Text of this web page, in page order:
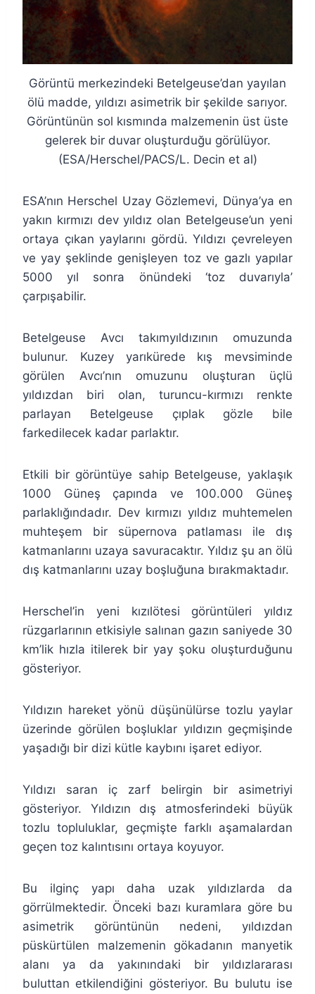
Görüntü merkezindeki Betelgeuse’dan yayılan
ölü madde, yıldızı asimetrik bir şekilde sarıyor.
Görüntünün sol kısmında malzemenin üst üste
gelerek bir duvar oluşturduğu görülüyor.
(ESA/Herschel/PACS/L. Decin et al)
ESA’nın Herschel Uzay Gözlemevi, Dünya’ya en
yakın kırmızı dev yıldız olan Betelgeuse’un yeni
ortaya çıkan yaylarını gördü. Yıldızı çevreleyen
ve yay şeklinde genişleyen toz ve gazlı yapılar
5000 yıl sonra önündeki ‘toz duvarıyla’
çarpışabilir.
Betelgeuse Avcı takımyıldızının omuzunda
bulunur. Kuzey yarıkürede kış mevsiminde
görülen Avcı’nın omuzunu oluşturan üçlü
yıldızdan biri olan, turuncu-kırmızı renkte
parlayan Betelgeuse çıplak gözle bile
farkedilecek kadar parlaktır.
Etkili bir görüntüye sahip Betelgeuse, yaklaşık
1000 Güneş çapında ve 100.000 Güneş
parlaklığındadır. Dev kırmızı yıldız muhtemelen
muhteşem bir süpernova patlaması ile dış
katmanlarını uzaya savuracaktır. Yıldız şu an ölü
dış katmanlarını uzay boşluğuna bırakmaktadır.
Herschel’in yeni kızılötesi görüntüleri yıldız
rüzgarlarının etkisiyle salınan gazın saniyede 30
km’lik hızla itilerek bir yay şoku oluşturduğunu
gösteriyor.
Yıldızın hareket yönü düşünülürse tozlu yaylar
üzerinde görülen boşluklar yıldızın geçmişinde
yaşadığı bir dizi kütle kaybını işaret ediyor.
Yıldızı saran iç zarf belirgin bir asimetriyi
gösteriyor. Yıldızın dış atmosferindeki büyük
tozlu topluluklar, geçmişte farklı aşamalardan
geçen toz kalıntısını ortaya koyuyor.
Bu ilginç yapı daha uzak yıldızlarda da
görrülmektedir. Önceki bazı kuramlara göre bu
asimetrik görüntünün nedeni, yıldızdan
püskürtülen malzemenin gökadanın manyetik
alanı ya da yakınındaki bir yıldızlararası
buluttan etkilendiğini gösteriyor. Bu bulutu ise